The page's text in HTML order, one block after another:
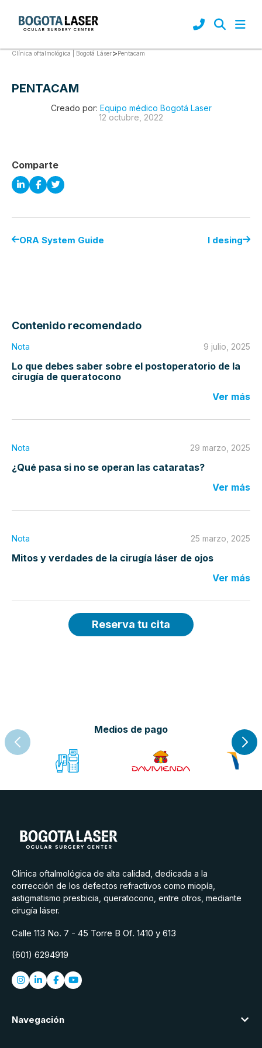
Clínica oftalmológica | Bogotá Láser>Pentacam
PENTACAM
Creado por: Equipo médico Bogotá Laser
12 octubre, 2022
Comparte
ORA System Guide I desing
Contenido recomendado
Nota 9 julio, 2025
Lo que debes saber sobre el postoperatorio de la
cirugía de queratocono
Ver más
Nota 29 marzo, 2025
¿Qué pasa si no se operan las cataratas?
Ver más
Nota 25 marzo, 2025
Mitos y verdades de la cirugía láser de ojos
Ver más
Reserva tu cita
Medios de pago
Clínica oftalmológica de alta calidad, dedicada a la
corrección de los defectos refractivos como miopía,
astigmatismo presbicia, queratocono, entre otros, mediante
cirugía láser.
Calle 113 No. 7 - 45 Torre B Of. 1410 y 613
(601) 6294919
Navegación